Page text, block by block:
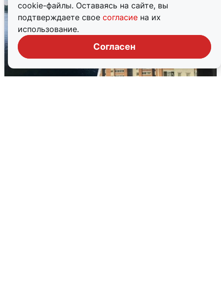
cookie-файлы. Оставаясь на сайте, вы
подтверждаете свое согласие на их
использование.
Согласен